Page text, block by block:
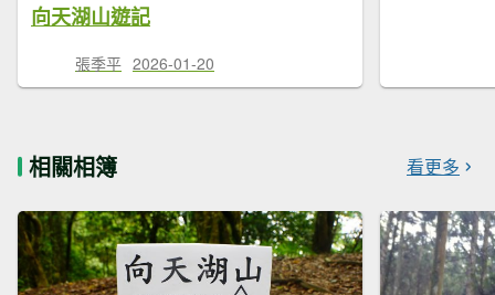
向天湖山遊記
張季平 2026-01-20
相關相簿 看更多